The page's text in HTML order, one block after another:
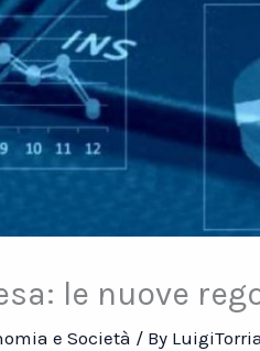
le nuove
e Società / By